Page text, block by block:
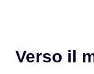
Verso il